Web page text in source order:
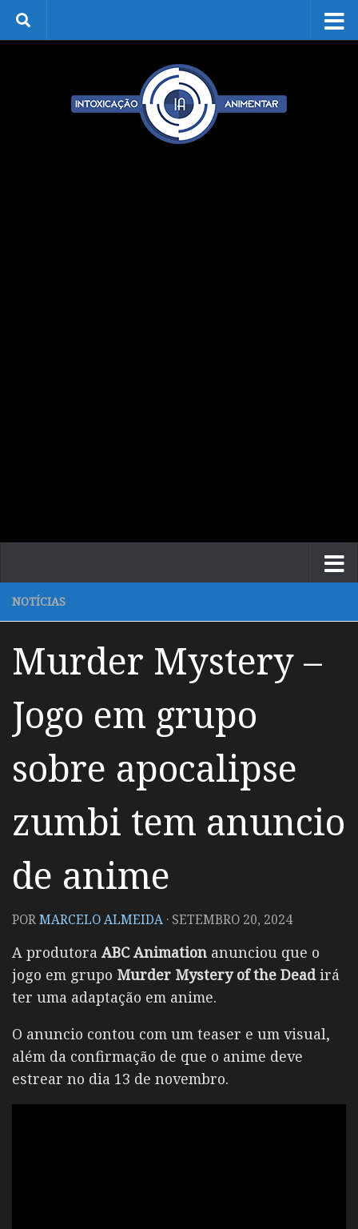
Skip to content
NOTÍCIAS
Murder Mystery –
Jogo em grupo
sobre apocalipse
zumbi tem anuncio
de anime
PORMARCELO ALMEIDA · SETEMBRO 20, 2024
A produtora ABC Animation anunciou que o
jogo em grupo Murder Mystery of the Deadirá
ter uma adaptação em anime.
O anuncio contou com um teaser e um visual,
além da confirmação de que o anime deve
estrear no dia 13 de novembro.